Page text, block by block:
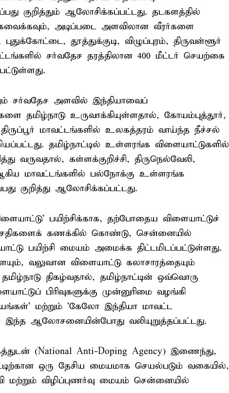
குறித்தும் ஆலோசிக்கப்பட்டது. தடகளத்தில்
அடிப்படை அளவிலான வீரர்களை
தூத்துக்குடி, விழுப்புரம், திருவள்ளூர்
சர்வதேச தரத்திலான 400 மீட்டர் செயற்கை
சர்வதேச அளவில் இந்தியாவைப்
தமிழ்நாடு உருவாக்கியுள்ளதால், கோயம்புத்தூர்,
திருப்பூர் மாவட்டங்களில் உலகத்தரம் வாய்ந்த நீச்சல்
தமிழ்நாட்டில் உள்ளரங்க விளையாட்டுகளில்
வருவதால், கள்ளக்குறிச்சி, திருநெல்வேலி,
மாவட்டங்களில் பல்நோக்கு உள்ளரங்க
குறித்து ஆலோசிக்கப்பட்டது.
பயிற்சிக்காக, தற்போதைய விளையாட்டுச்
கணக்கில் கொண்டு, சென்னையில்
பயிற்சி மையம் அமைக்க திட்டமிடப்பட்டுள்ளது.
வலுவான விளையாட்டு கலாசாரத்தையும்
திகழ்வதால், தமிழ்நாட்டின் ஒவ்வொரு
பிரிவுகளுக்கு முன்னுரிமை வழங்கி
மற்றும் 'கேலோ இந்தியா மாவட்ட
ஆலோசனையின்போது வலியுறுத்தப்பட்டது.
(National Anti-Doping Agency) இணைந்து,
ஒரு தேசிய மையமாக செயல்படும் வகையில்,
மற்றும் விழிப்புணர்வு மையம் சென்னையில்